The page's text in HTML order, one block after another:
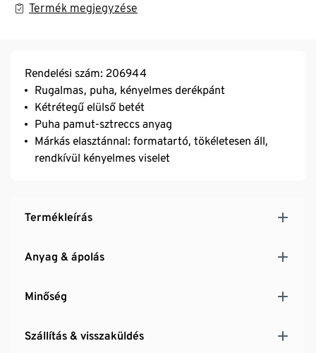
Termék megjegyzése
Rendelési szám: 206944
Rugalmas, puha, kényelmes derékpánt
Kétrétegű elülső betét
Puha pamut-sztreccs anyag
Márkás elasztánnal: formatartó, tökéletesen áll,
rendkívül kényelmes viselet
Termékleírás
Anyag & ápolás
Minőség
Szállítás & visszaküldés